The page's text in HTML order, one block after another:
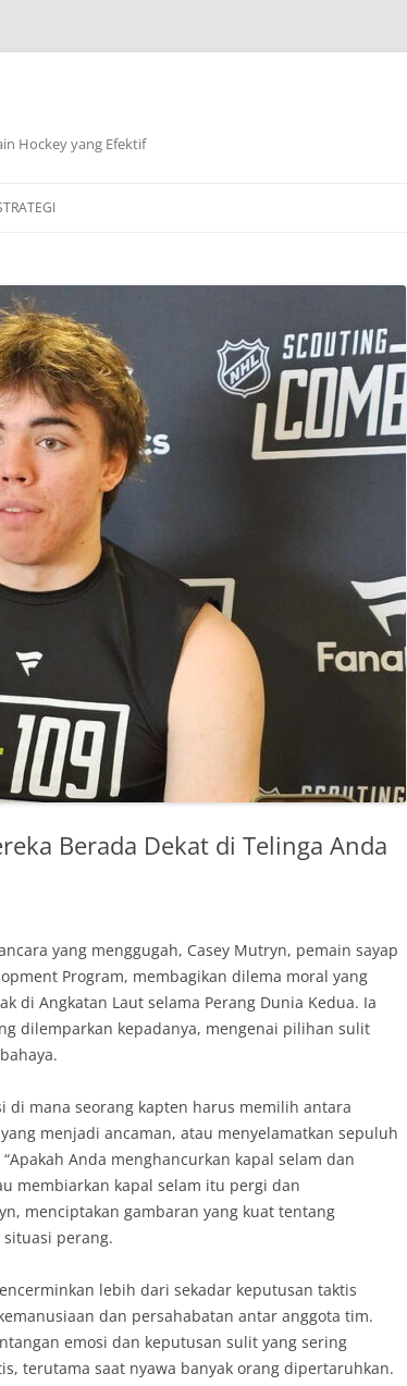
Hockey yang Efektif
Berada Dekat di Telinga Anda
yang menggugah, Casey Mutryn, pemain sayap
Program, membagikan dilema moral yang
di Angkatan Laut selama Perang Dunia Kedua. Ia
dilemparkan kepadanya, mengenai pilihan sulit
di mana seorang kapten harus memilih antara
menjadi ancaman, atau menyelamatkan sepuluh
Anda menghancurkan kapal selam dan
membiarkan kapal selam itu pergi dan
menciptakan gambaran yang kuat tentang
perang.
lebih dari sekadar keputusan taktis
dan persahabatan antar anggota tim.
emosi dan keputusan sulit yang sering
terutama saat nyawa banyak orang dipertaruhkan.